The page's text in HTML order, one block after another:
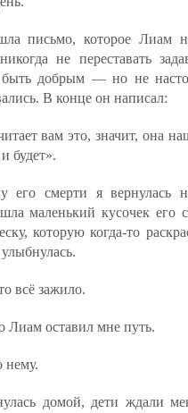
письмо, которое Лиам
не переставать
быть добрым — но не
В конце он написал:
вам это, значит, она
будет».
его смерти я вернулась
маленький кусочек его
которую когда-то
всё зажило.
Лиам оставил мне путь.
нему.
домой, дети ждали